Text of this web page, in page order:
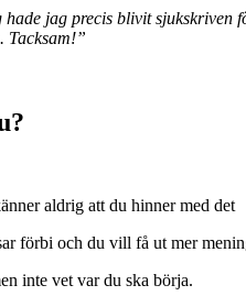
jag precis blivit
Tacksam!”
aldrig att du hinner med det
förbi och du vill få ut mer
inte vet var du ska börja.